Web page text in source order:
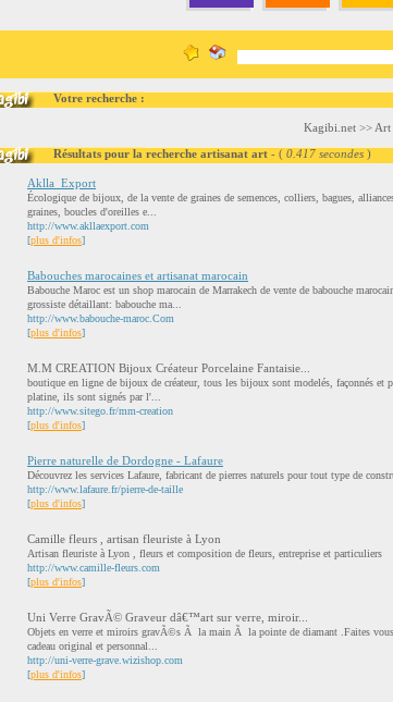
Votre recherche :
Kagibi.net>> Art
Résultats pour la recherche artisanat art - ( 0.417 secondes )
Aklla_Export
Écologique de bijoux, de la vente de graines de semences, colliers, bagues,
graines, boucles d'oreilles e...
http://www.akllaexport.com
[plus d'infos]
Babouches marocaines et artisanat marocain
Babouche Maroc est un shop marocain de Marrakech de vente de babouche
grossiste détaillant: babouche ma...
http://www.babouche-maroc.Com
[plus d'infos]
M.M CREATION Bijoux Créateur Porcelaine Fantaisie...
boutique en ligne de bijoux de créateur, tous les bijoux sont modelés, façonnés et
platine, ils sont signés par l'...
http://www.sitego.fr/mm-creation
[plus d'infos]
Pierre naturelle de Dordogne - Lafaure
Découvrez les services Lafaure, fabricant de pierres naturels pour tout type de
http://www.lafaure.fr/pierre-de-taille
[plus d'infos]
Camille fleurs , artisan fleuriste à Lyon
Artisan fleuriste à Lyon , fleurs et composition de fleurs, entreprise et particuliers
http://www.camille-fleurs.com
[plus d'infos]
Uni Verre GravÃ© Graveur dâ€™art sur verre, miroir...
Objets en verre et miroirs gravÃ©s Ã la main Ã la pointe de diamant .Faites
cadeau original et personnal...
http://uni-verre-grave.wizishop.com
[plus d'infos]